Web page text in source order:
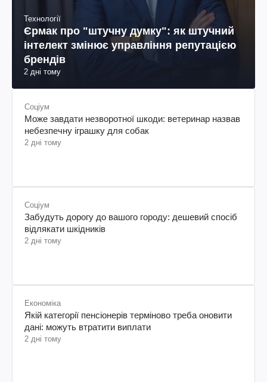
Технології
Єрмак про "штучну думку": як штучний
інтелект змінює управління репутацією
брендів
2 дні тому
Соціум
Може завдати незворотної шкоди: ветеринар назвав
небезпечну іграшку для собак
2 дні тому
Соціум
Забудуть дорогу до вашого городу: дешевий спосіб
відлякати шкідників
2 дні тому
Економіка
Якій категорії пенсіонерів терміново треба оновити
дані: можуть втратити виплати
2 дні тому